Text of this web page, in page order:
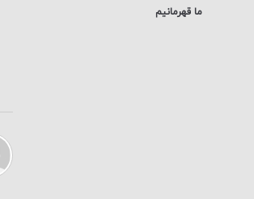
ما قهرمانیم